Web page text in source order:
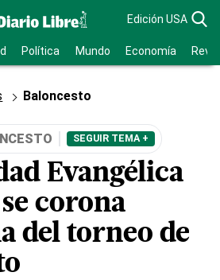
Edición USA
Política Mundo Economía
Baloncesto
SEGUIR TEMA +
Evangélica
corona
del torneo de